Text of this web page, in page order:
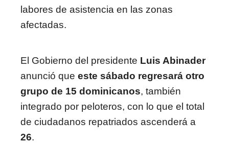
labores de asistencia en las zonas
afectadas.
El Gobierno del presidente Luis Abinader
anunció que este sábado regresará otro
grupo de 15 dominicanos, también
integrado por peloteros, con lo que el total
de ciudadanos repatriados ascenderá a
26.